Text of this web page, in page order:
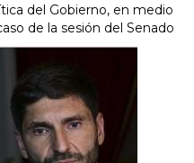
del Gobierno, en medio
de la sesión del Senado